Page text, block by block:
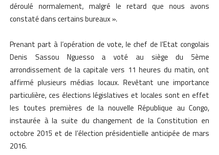
déroulé normalement, malgré le retard que nous avons
constaté dans certains bureaux ».
Prenant part à l’opération de vote, le chef de l’Etat congolais
Denis Sassou Nguesso a voté au siège du 5ème
arrondissement de la capitale vers 11 heures du matin, ont
affirmé plusieurs médias locaux. Revêtant une importance
particulière, ces élections législatives et locales sont en effet
les toutes premières de la nouvelle République au Congo,
instaurée à la suite du changement de la Constitution en
octobre 2015 et de l’élection présidentielle anticipée de mars
2016.